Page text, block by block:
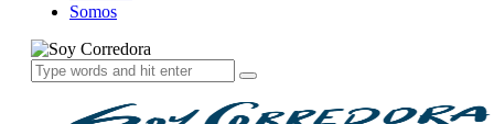
Somos